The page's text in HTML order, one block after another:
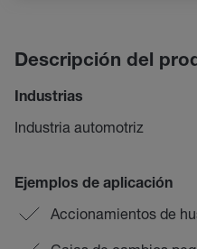
Descripción del
Industrias
Industria automotriz
Ejemplos de aplicación
Accionamientos de